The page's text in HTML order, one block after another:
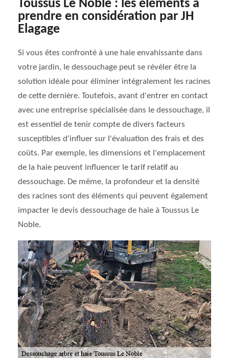
Toussus Le Noble : les éléments à
prendre en considération par JH
Elagage
Si vous êtes confronté à une haie envahissante dans
votre jardin, le dessouchage peut se révéler être la
solution idéale pour éliminer intégralement les racines
de cette dernière. Toutefois, avant d'entrer en contact
avec une entreprise spécialisée dans le dessouchage, il
est essentiel de tenir compte de divers facteurs
susceptibles d'influer sur l'évaluation des frais et des
coûts. Par exemple, les dimensions et l'emplacement
de la haie peuvent influencer le tarif relatif au
dessouchage. De même, la profondeur et la densité
des racines sont des éléments qui peuvent également
impacter le devis dessouchage de haie à Toussus Le
Noble.